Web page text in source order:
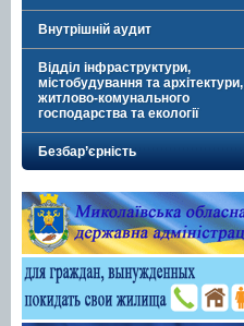
Внутрішній аудит
Відділ інфраструктури,
містобудування та архітектури,
житлово-комунального
господарства та екології
Безбар’єрність